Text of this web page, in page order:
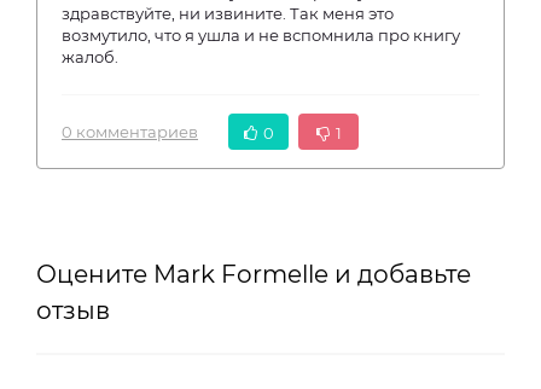
здравствуйте, ни извините. Так меня это
возмутило, что я ушла и не вспомнила про книгу
жалоб.
0 комментариев 0 1
Оцените Mark Formelle и добавьте
отзыв